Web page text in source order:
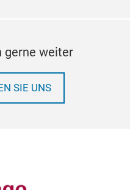
gerne weiter
SIE UNS